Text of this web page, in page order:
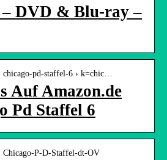
– DVD & Blu-ray –
chicago-pd-staffel-6 › k=chic…
Auf Amazon.de
Pd Staffel 6
Chicago-P-D-Staffel-dt-OV